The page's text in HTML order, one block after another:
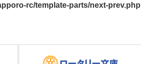
rc/template-parts/next-prev.php